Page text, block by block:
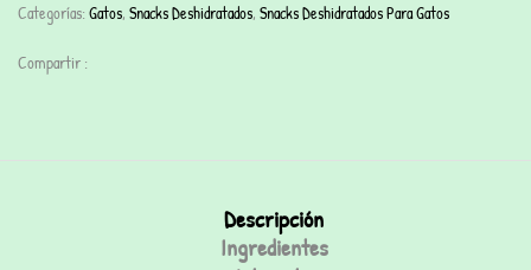
Categorías: Gatos, Snacks Deshidratados, Snacks Deshidratados Para Gatos
Compartir :
Descripción
Ingredientes